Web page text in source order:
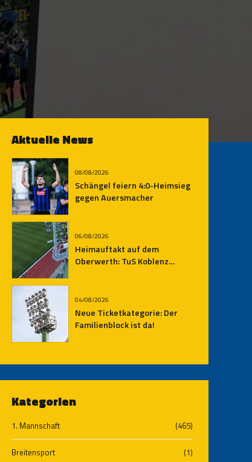
Aktuelle News
08/08/2026
Schängel feiern 4:0-Heimsieg
gegen Auersmacher
06/08/2026
Heimauftakt auf dem
Oberwerth: TuS Koblenz
04/08/2026
Neue Ticketkategorie: Der
Familienblock ist da!
Kategorien
1. Mannschaft (465)
Breitensport (1)